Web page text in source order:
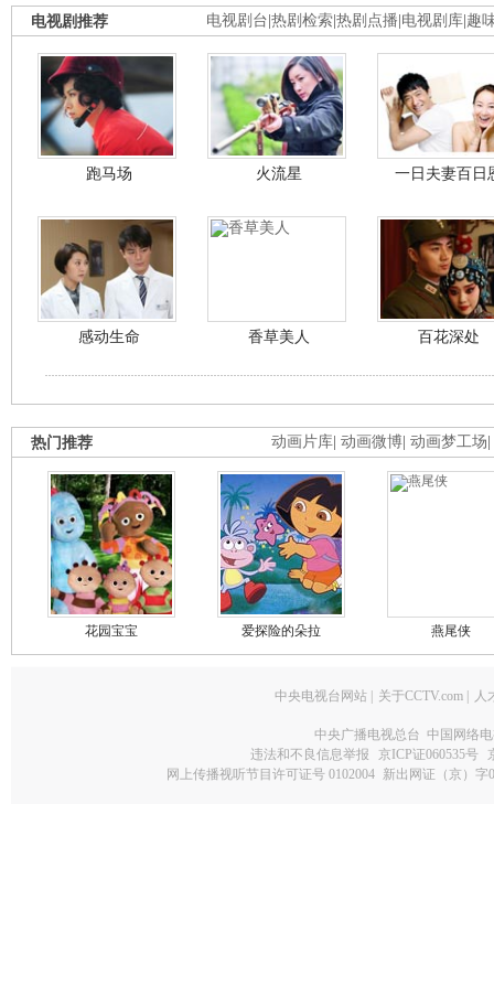
电视剧台 热剧检索 热剧点播 电视剧库 趣
电视剧推荐
跑马场 火流星 一日夫妻百日
感动生命 香草美人 百花深处
动画片库 动画微博 动画梦工场
热门推荐
花园宝宝 爱探险的朵拉 燕尾侠
中央电视台网站 关于CCTV.com 人
中央广播电视总台 中国网络
违法和不良信息举报
京ICP证060535号
网上传播视听节目许可证号 0102004 新出网证（京）